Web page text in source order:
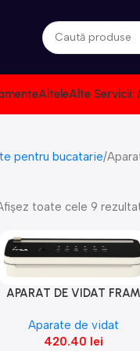
AlteleAlte Servicii:
pentru bucatarie
toate cele 9
Adaugă În Coș
APARAT DE VIDAT FRAM
Aparate de vidat
420.40 lei